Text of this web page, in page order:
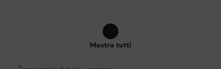
Mostra tutti
1)